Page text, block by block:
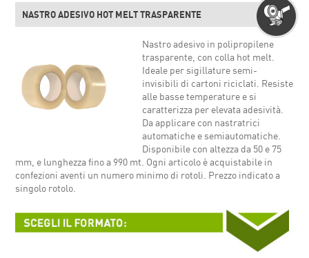
NASTRO ADESIVO HOT MELT TRASPARENTE
Nastro adesivo in polipropilene
trasparente, con colla hot melt.
Ideale per sigillature semi-
invisibili di cartoni riciclati. Resiste
alle basse temperature e si
caratterizza per elevata adesività.
Da applicare con nastratrici
automatiche e semiautomatiche.
Disponibile con altezza da 50 e 75
mm, e lunghezza fino a 990 mt. Ogni articolo è acquistabile in
confezioni aventi un numero minimo di rotoli. Prezzo indicato a
singolo rotolo.